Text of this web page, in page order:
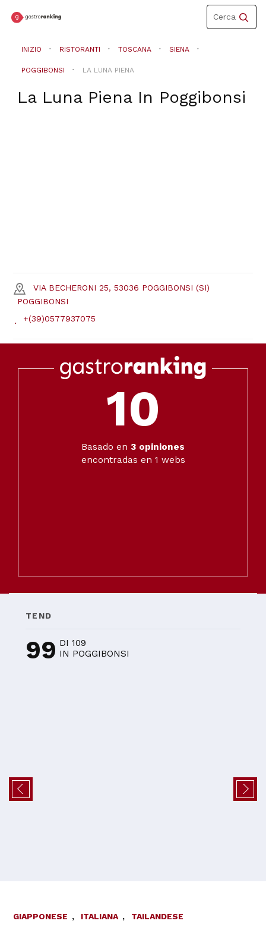
Toggle
navigation
Cerca
INIZIO RISTORANTI TOSCANA SIENA
POGGIBONSI LA LUNA PIENA
La Luna PienaIn Poggibonsi
VIA BECHERONI 25, 53036 POGGIBONSI (SI)
POGGIBONSI
+(39)0577937075
10
Basado en 3 opiniones
encontradas en 1 webs
TEND
99 DI 109
IN POGGIBONSI
GIAPPONESE , ITALIANA , TAILANDESE